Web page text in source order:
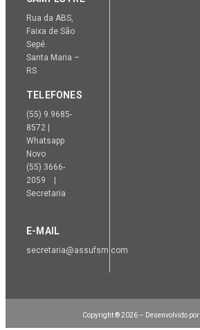
Rua da ABS,
Faixa de São
Sepé.
Santa Maria –
RS
TELEFONES
(55) 9.9685-
8572 |
Whatsapp
Novo
(55) 3666-
2059 |
Secretaria
E-MAIL
secretaria@assufsm.com
Copyright ® 2026 – Desenvolvido por